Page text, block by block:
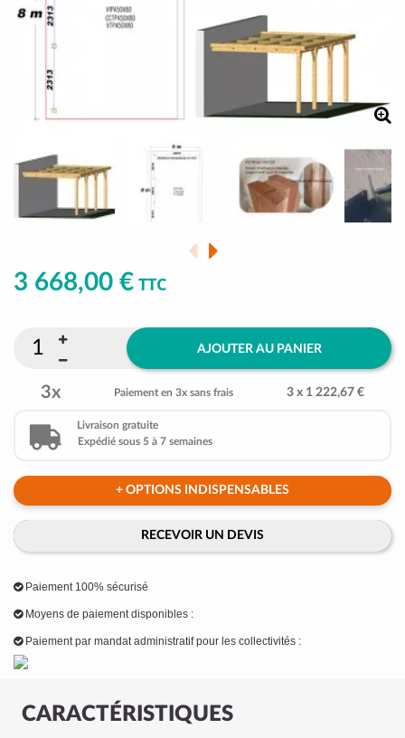
CARACTÉRISTIQUES
3 668,00 € TTC
AJOUTER AU PANIER
3x Paiement en 3x sans frais 3 x 1 222,67 €
Livraison gratuite
Expédié sous 5 à 7 semaines
+ OPTIONS INDISPENSABLES
RECEVOIR UN DEVIS
Paiement 100% sécurisé
Moyens de paiement disponibles :
Paiement par mandat administratif pour les collectivités :